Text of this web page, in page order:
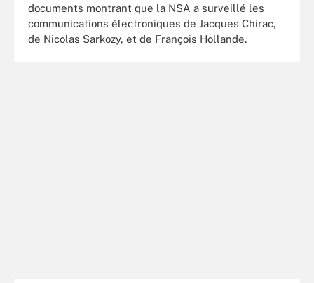
documents montrant que la NSA a surveillé les
communications électroniques de Jacques Chirac,
de Nicolas Sarkozy, et de François Hollande.